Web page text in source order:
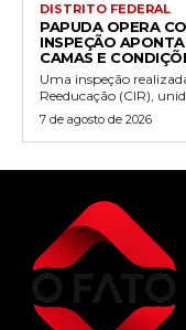
DISTRITO FEDERAL
PAPUDA OPERA
INSPEÇÃO
CAMAS E
Uma inspeção
Reeducação (CIR),
7 de agosto de 2026